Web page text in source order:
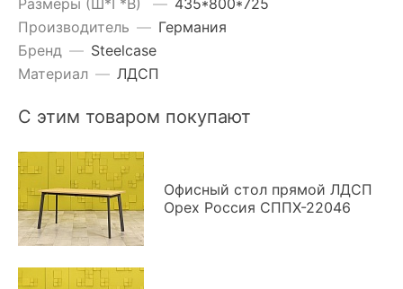
Производитель — Германия
Бренд — Steelcase
Материал — ЛДСП
С этим товаром покупают
Офисный стол прямой ЛДСП
Орех Россия СППХ-22046